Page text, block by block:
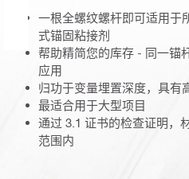
一根全螺纹螺杆即可适用于
式锚固粘接剂
帮助精简您的库存 - 同一锚
应用
归功于变量埋置深度，具有
最适合用于大型项目
通过 3.1 证书的检查证明，
范围内